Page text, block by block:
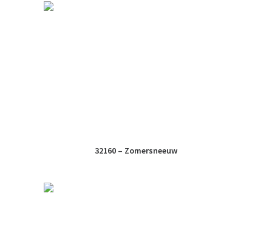
32160 – Zomersneeuw